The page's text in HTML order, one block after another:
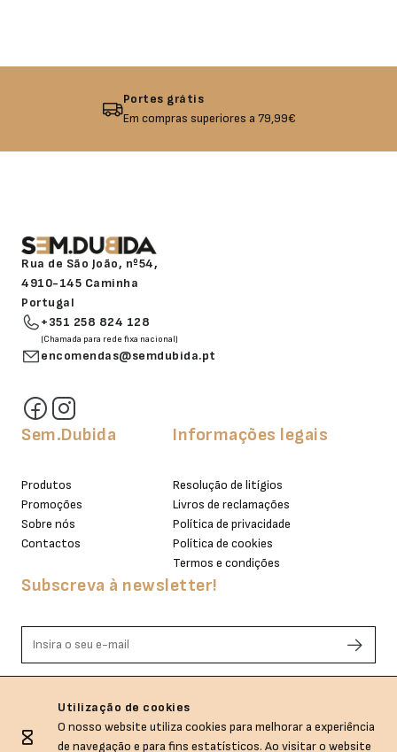
Devolução garantida
Não gostou? Troque o seu produto!
Rua de São João, nº54,
4910-145 Caminha
Portugal
+351 258 824 128
(Chamada para rede fixa nacional)
encomendas@semdubida.pt
Sem.Dubida
Produtos
Promoções
Sobre nós
Contactos
Informações legais
Resolução de litígios
Livros de reclamações
Política de privacidade
Política de cookies
Termos e condições
Subscreva à newsletter!
Utilização de cookies
O nosso website utiliza cookies para melhorar a experiência
de navegação e para fins estatísticos. Ao visitar o website